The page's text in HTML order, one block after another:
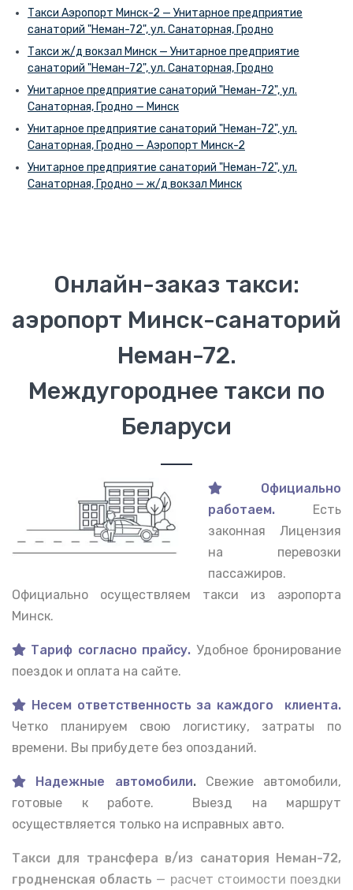
Такси Аэропорт Минск-2 — Унитарное предприятие
санаторий "Неман-72", ул. Санаторная, Гродно
Такси ж/д вокзал Минск — Унитарное предприятие
санаторий "Неман-72", ул. Санаторная, Гродно
Унитарное предприятие санаторий "Неман-72", ул.
Санаторная, Гродно — Минск
Унитарное предприятие санаторий "Неман-72", ул.
Санаторная, Гродно — Аэропорт Минск-2
Унитарное предприятие санаторий "Неман-72", ул.
Санаторная, Гродно — ж/д вокзал Минск
Онлайн-заказ такси:
аэропорт Минск-санаторий
Неман-72.
Междугороднее такси по
Беларуси
Официально
работаем.
Есть
законная Лицензия
на перевозки
пассажиров.
Официально осуществляем такси из аэропорта
Минск.
Тариф согласно прайсу. Удобное бронирование
поездок и оплата на сайте.
Несем ответственность за каждого клиента.
Четко планируем свою логистику, затраты по
времени. Вы прибудете без опозданий.
Надежные автомобили. Свежие автомобили,
готовые к работе. Выезд на маршрут
осуществляется только на исправных авто.
Такси для трансфера в/из санатория Неман-72,
гродненская область — расчет стоимости поездки